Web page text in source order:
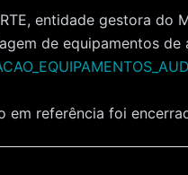
entidade gestora
de equipamentos
referência foi